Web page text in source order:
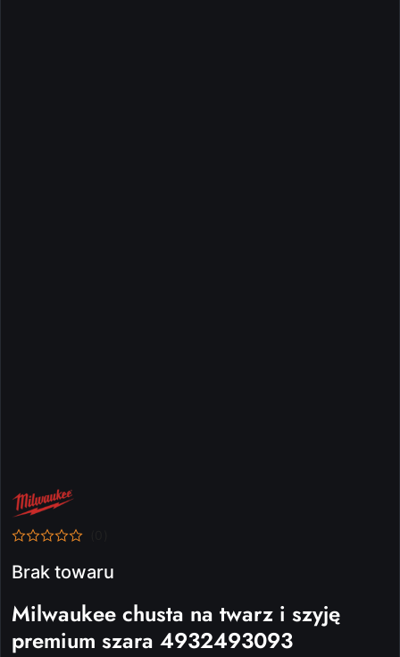
NAZWA
PRODUCENTA:
MILWAUKEE
Brak towaru
Milwaukee chusta na twarz i szyję
premium szara 4932493093